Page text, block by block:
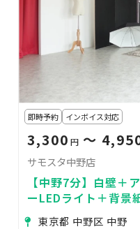
即時予約 インボイス対応
3,300 円 〜
サモスタ中野店
【中野7分】白壁＋
ーLEDライト＋背景
可】東京都 中野区 中野